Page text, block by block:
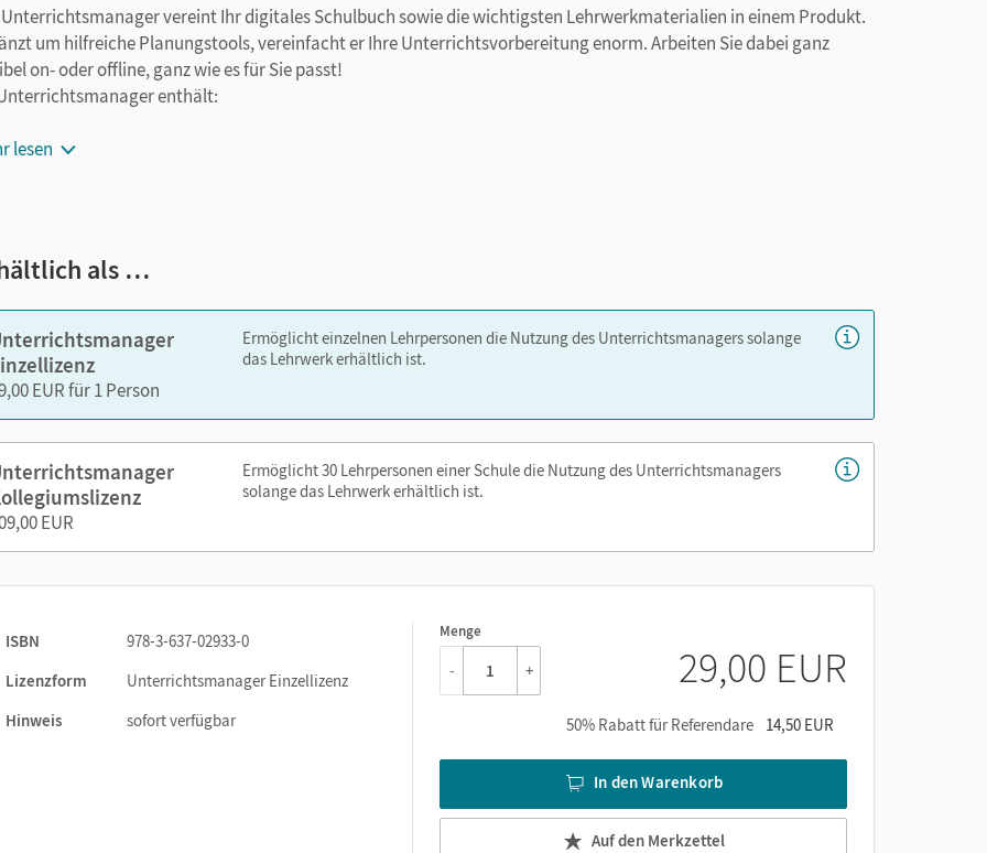
vereint Ihr digitales Schulbuch sowie die wichtigsten Lehrwerkmaterialien in einem Produkt.
um hilfreiche Planungstools, vereinfacht er Ihre Unterrichtsvorbereitung enorm. Arbeiten Sie dabei ganz
on- oder offline, ganz wie es für Sie passt!
enthält:
E-Book
editierbarer Stoffverteilungsplan
Sie den Unterrichtsmanager auf lernen.cornelsen.de oder über die Cornelsen Lernen App.
lesen
als …
EUR für 1 Person
Ermöglicht einzelnen Lehrpersonen die Nutzung des Unterrichtsmanagers solange
das Lehrwerk erhältlich ist.
EUR
Ermöglicht 30 Lehrpersonen einer Schule die Nutzung des Unterrichtsmanagers
solange das Lehrwerk erhältlich ist.
ISBN
978-3-637-02933-0
Lizenzform
Unterrichtsmanager Einzellizenz
Hinweis
sofort verfügbar
Menge
1
- + 29,00 EUR
50% Rabatt für Referendare 14,50 EUR
In den Warenkorb
Auf den Merkzettel